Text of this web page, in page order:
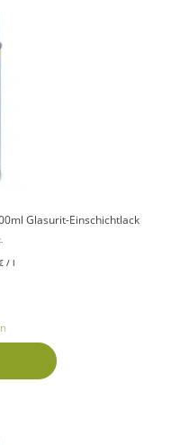
Glasurit-Einschichtlack
/ l